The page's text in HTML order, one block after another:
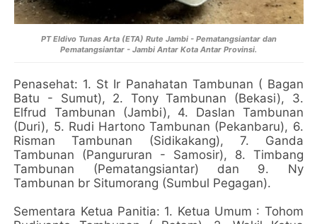
PT Eldivo Tunas Arta (ETA) Rute Jambi - Pematangsiantar dan
Pematangsiantar - Jambi Antar Kota Antar Provinsi.
Penasehat: 1. St Ir Panahatan Tambunan ( Bagan
Batu - Sumut), 2. Tony Tambunan (Bekasi), 3.
Elfrud Tambunan (Jambi), 4. Daslan Tambunan
(Duri), 5. Rudi Hartono Tambunan (Pekanbaru), 6.
Risman Tambunan (Sidikakang), 7. Ganda
Tambunan (Pangururan - Samosir), 8. Timbang
Tambunan (Pematangsiantar) dan 9. Ny
Tambunan br Situmorang (Sumbul Pegagan).
Sementara Ketua Panitia: 1. Ketua Umum : Tohom